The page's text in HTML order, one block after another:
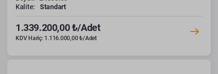
Kalite:
Standart
1.339.200,00 ₺/Adet
KDV Hariç: 1.116.000,00 ₺/Adet